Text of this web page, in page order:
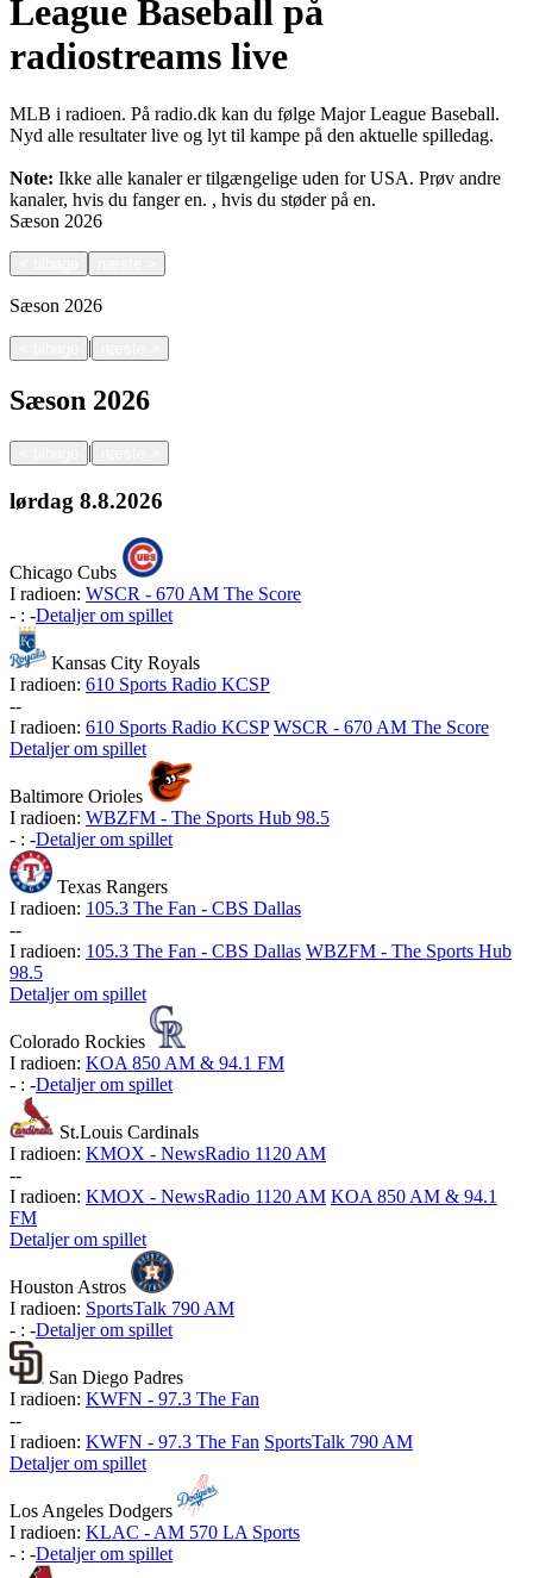
League Baseball på
radiostreams live
MLB i radioen. På radio.dk kan du følge Major League Baseball.
Nyd alle resultater live og lyt til kampe på den aktuelle spilledag.
Note: Ikke alle kanaler er tilgængelige uden for USA. Prøv andre
kanaler, hvis du fanger en. , hvis du støder på en.
Sæson 2026
Sæson 2026
|
Sæson 2026
|
lørdag 8.8.2026
Chicago Cubs
I radioen: WSCR - 670 AM The Score
- : -Detaljer om spillet
Kansas City Royals
I radioen: 610 Sports Radio KCSP
--
I radioen: 610 Sports Radio KCSP WSCR - 670 AM The Score
Detaljer om spillet
Baltimore Orioles
I radioen: WBZFM - The Sports Hub 98.5
- : -Detaljer om spillet
Texas Rangers
I radioen: 105.3 The Fan - CBS Dallas
--
I radioen: 105.3 The Fan - CBS Dallas WBZFM - The Sports Hub
98.5
Detaljer om spillet
Colorado Rockies
I radioen: KOA 850 AM & 94.1 FM
- : -Detaljer om spillet
St.Louis Cardinals
I radioen: KMOX - NewsRadio 1120 AM
--
I radioen: KMOX - NewsRadio 1120 AM KOA 850 AM & 94.1
FM
Detaljer om spillet
Houston Astros
I radioen: SportsTalk 790 AM
- : -Detaljer om spillet
San Diego Padres
I radioen: KWFN - 97.3 The Fan
--
I radioen: KWFN - 97.3 The Fan SportsTalk 790 AM
Detaljer om spillet
Los Angeles Dodgers
I radioen: KLAC - AM 570 LA Sports
- : -Detaljer om spillet